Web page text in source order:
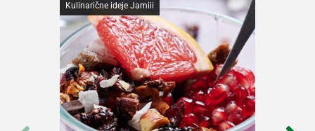
Kulinarične ideje Jamiii